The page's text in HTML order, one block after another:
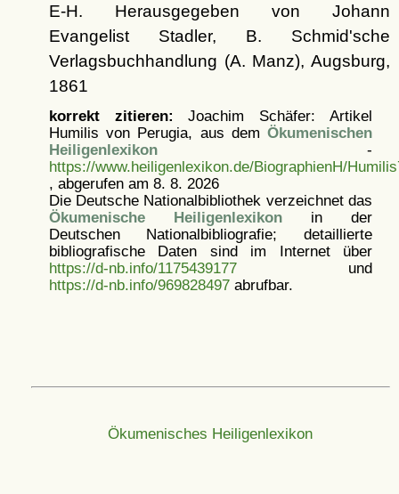
E-H. Herausgegeben von Johann
Evangelist Stadler, B. Schmid'sche
Verlagsbuchhandlung (A. Manz), Augsburg,
1861
korrekt zitieren: Joachim Schäfer: Artikel
Humilis von Perugia, aus dem Ökumenischen
Heiligenlexikon-
https://www.heiligenlexikon.de/BiographienH/
, abgerufen am 8. 8. 2026
Die Deutsche Nationalbibliothek verzeichnet das
Ökumenische Heiligenlexikonin der
Deutschen Nationalbibliografie; detaillierte
bibliografische Daten sind im Internet über
https://d-nb.info/1175439177und
https://d-nb.info/969828497abrufbar.
Ökumenisches Heiligenlexikon